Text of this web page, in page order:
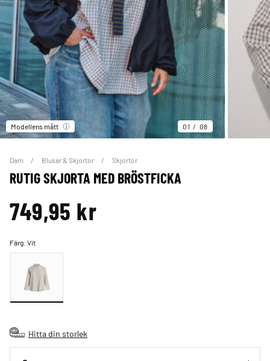
Modellens mått 01 08
Dam Blusar & Skjortor Skjortor
RUTIG SKJORTA MED BRÖSTFICKA
749,95 kr
Färg:Vit
Hitta din storlek